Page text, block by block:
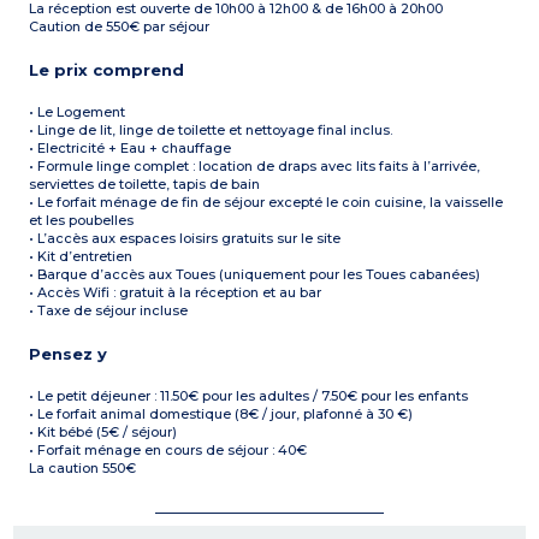
Salon de jardin
fait à l’arrivée)
• 1 Lit double 160*190
• 1 Lit Gigogne 90*190
Séparé, Lavabo
Une terrasse aménagée de
8m² à même le pont avec
Salon de jardin
La réception est ouverte de 10h00 à 12h00 & de 16h00 à 20h00
Caution de 550€ par séjour
Le prix comprend
• Le Logement
• Linge de lit, linge de toilette et nettoyage final inclus.
• Electricité + Eau + chauffage
• Formule linge complet : location de draps avec lits faits à l’arrivée,
serviettes de toilette, tapis de bain
• Le forfait ménage de fin de séjour excepté le coin cuisine, la vaisselle
et les poubelles
• L’accès aux espaces loisirs gratuits sur le site
• Kit d’entretien
• Barque d’accès aux Toues (uniquement pour les Toues cabanées)
• Accès Wifi : gratuit à la réception et au bar
• Taxe de séjour incluse
Pensez y
• Le petit déjeuner : 11.50€ pour les adultes / 7.50€ pour les enfants
• Le forfait animal domestique (8€ / jour, plafonné à 30 €)
• Kit bébé (5€ / séjour)
• Forfait ménage en cours de séjour : 40€
La caution 550€